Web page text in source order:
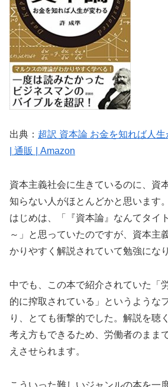
出典： 超訳 資本論 お金を知れば人
| 通販 | Amazon
資本主義社会に生きているのに、資
知らない人がほとんどかと思います
はじめは、「『資本論』なんてタイ
～」と思っていたのですが、資本主
かりやすく解説されていて勉強にな
中でも、この本で紹介されていた「
的に搾取されている」というような
り、とても衝撃的でした。解説を聴
考え方もできるため、労働者のまま
えさせられます。
こういった難しいジャンルの本を一